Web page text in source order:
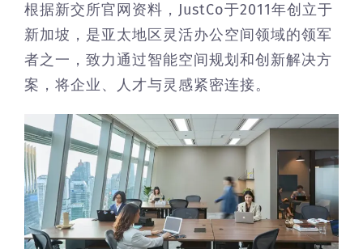
根据新交所官网资料，JustCo于2011年创立于
新加坡，是亚太地区灵活办公空间领域的领军
者之一，致力通过智能空间规划和创新解决方
案，将企业、人才与灵感紧密连接。